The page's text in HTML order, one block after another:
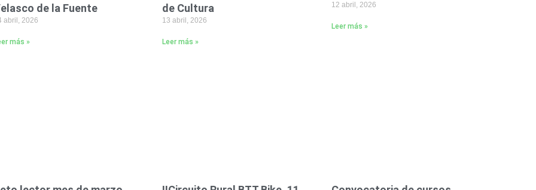
de la Fuente
abril, 2026
más »
de Cultura
13 abril, 2026
Leer más »
12 abril, 2026
Leer más »